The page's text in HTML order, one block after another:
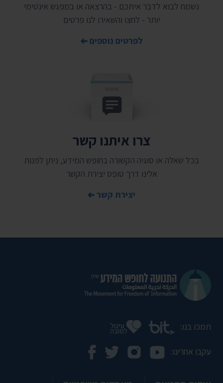
נשמח לבוא לדבר איתכם - בהרצאה או במפגש אינטימי
יותר - לחצו והשאירו לנו פרטים
לפרטים נוספים
צרו איתנו קשר
בכל שאלה או סוגיה הקשורה בחופש המידע, ניתן לפנות
אלינו דרך טופס יצירת הקשר
יצירת קשר
תמכו בנו:
עקבו אחרינו: